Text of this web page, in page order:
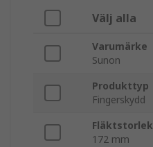
Välj alla
Varumärke
Sunon
Produkttyp
Fingerskydd
Fläktstorlek
172 mm